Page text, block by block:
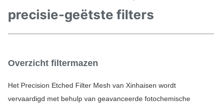
precisie-geëtste filters
Overzicht filtermazen
Het Precision Etched Filter Mesh van Xinhaisen wordt
vervaardigd met behulp van geavanceerde fotochemische